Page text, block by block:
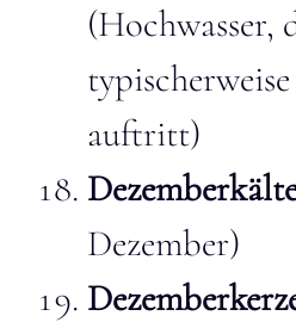
(Hochwasser,
auftritt)
Dezember)